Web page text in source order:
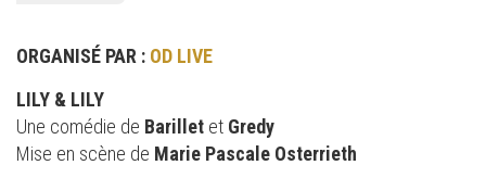
ORGANISÉ PAR : OD LIVE
LILY & LILY
Une comédie de Barillet et Gredy
Mise en scène de Marie Pascale Osterrieth